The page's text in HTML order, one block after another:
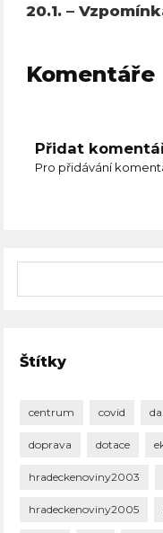
20.1. –
Komentáře
Přidat
Pro přidávání
Štítky
centrum covid
doprava dotace
hradeckenoviny2003
hradeckenoviny2005